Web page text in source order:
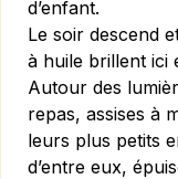
d’enfant.
Le soir descend
à huile brillent ici
Autour des
repas, assises à
leurs plus petits
d’entre eux,